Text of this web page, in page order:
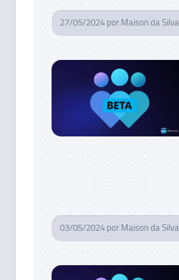
27/05/2024 por Maison da Silva
03/05/2024 por Maison da Silva